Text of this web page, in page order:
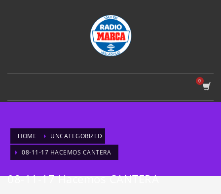
HOME
UNCATEGORIZED
08-11-17 HACEMOS CANTERA
08-11-17 Hacemos CANTERA